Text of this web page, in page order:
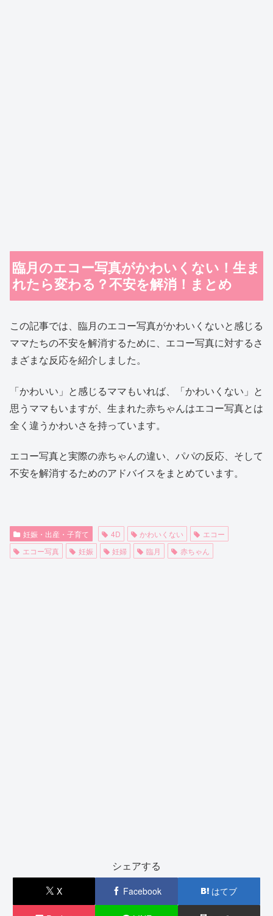
臨月のエコー写真がかわいくない！生ま
れたら変わる？不安を解消！まとめ
この記事では、臨月のエコー写真がかわいくないと感じる
ママたちの不安を解消するために、エコー写真に対するさ
まざまな反応を紹介しました。
「かわいい」と感じるママもいれば、「かわいくない」と
思うママもいますが、生まれた赤ちゃんはエコー写真とは
全く違うかわいさを持っています。
エコー写真と実際の赤ちゃんの違い、パパの反応、そして
不安を解消するためのアドバイスをまとめています。
妊娠・出産・子育て 4D かわいくない
エコー
エコー写真
妊娠 妊婦 臨月 赤ちゃん
シェアする
X Facebook はてブ